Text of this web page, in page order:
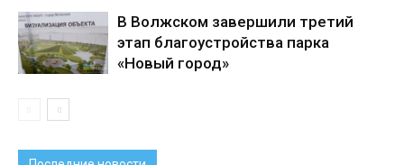
В Волжском завершили третий
этап благоустройства парка
«Новый город»